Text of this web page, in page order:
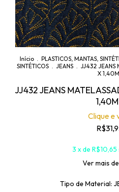
Início . PLASTICOS, MANTAS,
SINTÉTICOS . JEANS . JJ432 JEANS
X
JJ432 JEANS
Clique e
3 x de R$10,65
Ver mais
Tipo de Material: